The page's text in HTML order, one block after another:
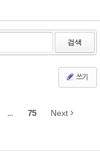
검색
쓰기
... 75 Next